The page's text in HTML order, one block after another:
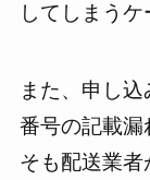
してしまうケ
また、申し
番号の記載漏
そも配送業者